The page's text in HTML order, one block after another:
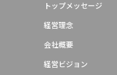
トップメッセージ
経営理念
会社概要
経営ビジョン